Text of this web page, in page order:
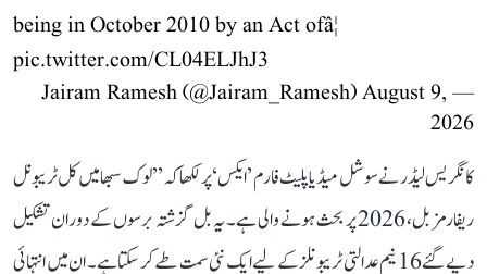
being in October 2010 by an Act ofâ¦
pic.twitter.com/CL04ELJhJ3
— Jairam Ramesh (@Jairam_Ramesh)
August 9,
2026
کانگریس لیڈر نے سوشل میڈیا پلیٹ فارم ’ایکس‘ پر لکھا کہ ’’لوک سبھا میں کل ٹریبونل
ریفارمز بل، 2026 پر بحث ہونے والی ہے۔ یہ بل گزشتہ برسوں کے دوران تشکیل
دیے گئے 16 نیم عدالتی ٹریبونلز کے لیے ایک نئی سمت طے کر سکتا ہے۔ ان میں انتہائی